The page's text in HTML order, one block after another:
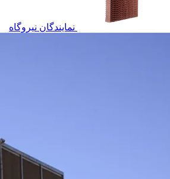
نمایندگان نیروگاه